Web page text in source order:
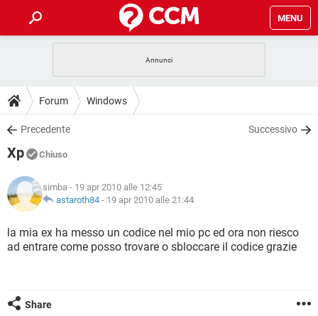
MENU
INTRATTENIMENTO
iOS
INSTAGRAM
TIKTOK
HARDWARE
GUIDE
COVID-19
INSTAGRAM
TIKTOK
HARDWARE
DOWNLOAD
COVID-19
INTRATTENIMENTO
iOS WINDOWS 10
INSTAGRAM WHATSAPP
TIKTOK FACEBOOK
FORUM
COVID-19
INTRATTENIMENTO
iOS WINDOWS 10
HARDWARE
GLOSSARIO
COVID-19 GAMING
INTRATTENIMENTO ANDROID
INSTAGRAM
Forum Windows
Precedente Successivo
Xp Chiuso
simba - 19 apr 2010 alle 12:45
astaroth84 - 19 apr 2010 alle 21:44
la mia ex ha messo un codice nel mio pc ed ora non riesco
ad entrare come posso trovare o sbloccare il codice grazie
Share